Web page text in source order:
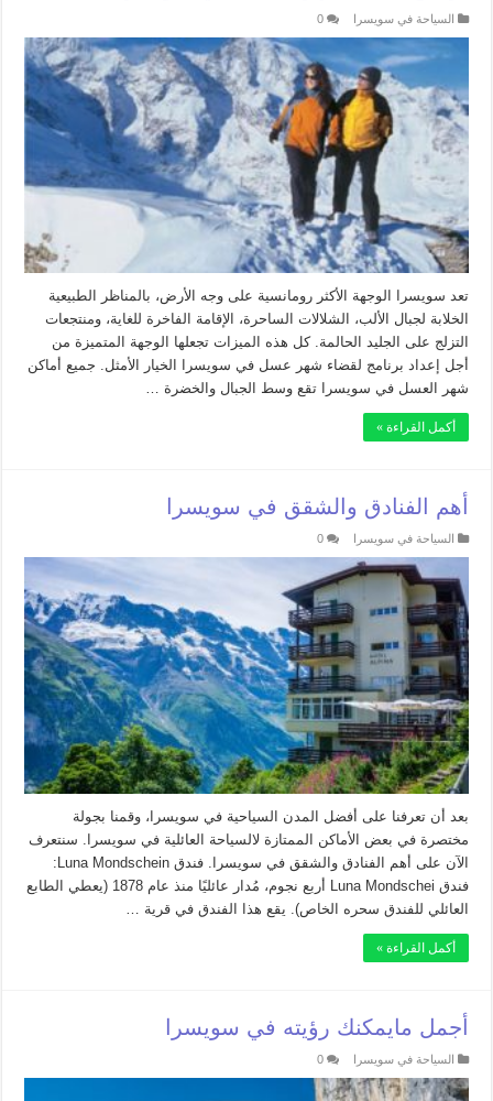
السياحة في سويسرا 0
تعد سويسرا الوجهة الأكثر رومانسية على وجه الأرض، بالمناظر الطبيعية
الخلابة لجبال الألب، الشلالات الساحرة، الإقامة الفاخرة للغاية، ومنتجعات
التزلج على الجليد الحالمة. كل هذه الميزات تجعلها الوجهة المتميزة من
أجل إعداد برنامج لقضاء شهر عسل في سويسرا الخيار الأمثل. جميع أماكن
شهر العسل في سويسرا تقع وسط الجبال والخضرة …
أكمل القراءة »
أهم الفنادق والشقق في سويسرا
السياحة في سويسرا 0
بعد أن تعرفنا على أفضل المدن السياحية في سويسرا، وقمنا بجولة
مختصرة في بعض الأماكن الممتازة لالسياحة العائلية في سويسرا. سنتعرف
الآن على أهم الفنادق والشقق في سويسرا. فندق Luna Mondschein:
فندق Luna Mondschei أربع نجوم، مُدار عائليًا منذ عام 1878 (يعطي الطابع
العائلي للفندق سحره الخاص). يقع هذا الفندق في قرية …
أكمل القراءة »
أجمل مايمكنك رؤيته في سويسرا
السياحة في سويسرا 0